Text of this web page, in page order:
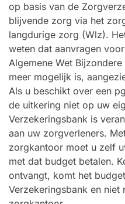
op basis van de
blijvende zorg via het
langdurige zorg (Wlz).
weten dat aanvragen
Algemene Wet
meer mogelijk is,
Als u beschikt over een
de uitkering niet op uw
Verzekeringsbank is
aan uw zorgverleners.
zorgkantoor moet u zelf
met dat budget betalen.
ontvangt, komt het
Verzekeringsbank en niet